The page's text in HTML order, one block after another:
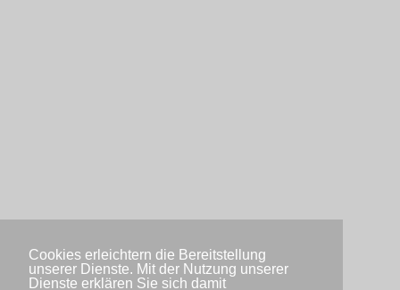
Cookies erleichtern die Bereitstellung
unserer Dienste. Mit der Nutzung unserer
Dienste erklären Sie sich damit